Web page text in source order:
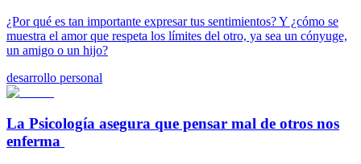
¿Por qué es tan importante expresar tus sentimientos? Y ¿cómo se
muestra el amor que respeta los límites del otro, ya sea un cónyuge,
un amigo o un hijo?
desarrollo personal
La Psicología asegura que pensar mal de otros nos
enferma